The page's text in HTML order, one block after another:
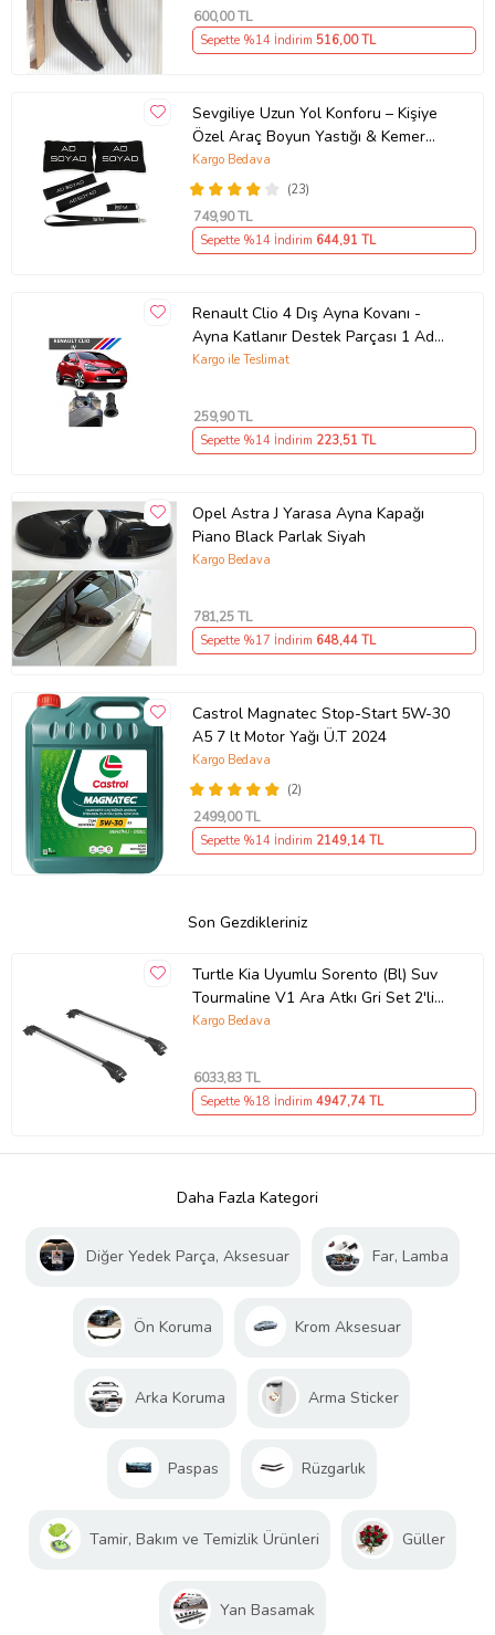
600,00 TL
Sepette %14 İndirim 516,00 TL
Sevgiliye Uzun Yol Konforu – Kişiye
Özel Araç Boyun Yastığı & Kemer
Pedi Hediye Seti
(23)
Kargo Bedava
749,90 TL
Sepette %14 İndirim 644,91 TL
Renault Clio 4 Dış Ayna Kovanı -
Ayna Katlanır Destek Parçası 1 Adet
490307706 M3625
Kargo ile Teslimat
259,90 TL
Sepette %14 İndirim 223,51 TL
Opel Astra J Yarasa Ayna Kapağı
Piano Black Parlak Siyah
Kargo Bedava
781,25 TL
Sepette %17 İndirim 648,44 TL
Castrol Magnatec Stop-Start 5W-30
A5 7 lt Motor Yağı Ü.T 2024
(2)
Kargo Bedava
2499,00 TL
Sepette %14 İndirim 2149,14 TL
Son Gezdikleriniz
Turtle Kia Uyumlu Sorento (Bl) Suv
Tourmaline V1 Ara Atkı Gri Set 2'li
(Karışık)
Kargo Bedava
6033,83 TL
Sepette %18 İndirim 4947,74 TL
Daha Fazla Kategori
Diğer Yedek Parça, Aksesuar Far, Lamba
Ön Koruma Krom Aksesuar
Arka Koruma Arma Sticker
Paspas Rüzgarlık
Tamir, Bakım ve Temizlik Ürünleri Güller
Yan Basamak